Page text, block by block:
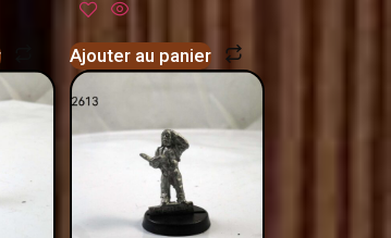
Ajouter au panier